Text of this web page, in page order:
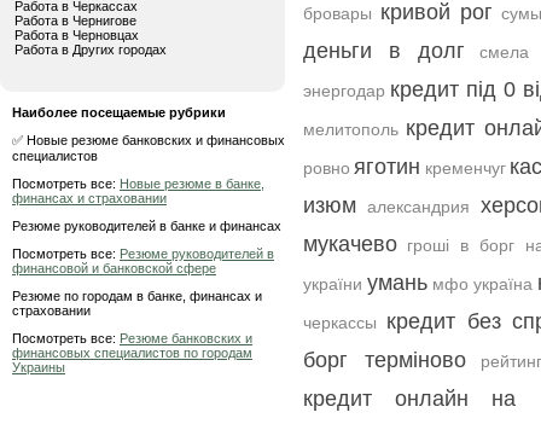
Работа в Черкассах
Работа в Чернигове
Работа в Черновцах
Работа в Других городах
Наиболее посещаемые рубрики
✅ Новые резюме банковских и финансовых
специалистов
Посмотреть все: Новые резюме в банке,
финансах и страховании
Резюме руководителей в банке и финансах
Посмотреть все: Резюме руководителей в
финансовой и банковской сфере
Резюме по городам в банке, финансах и
страховании
Посмотреть все: Резюме банковских и
финансовых специалистов по городам
Украины
бровары кривой рог
деньги в долг
смела
энергодар кредит під 0
мелитополь кредит
ровно яготин кременчуг
изюм александрия
мукачево гроші в борг
україни умань мфо україна
черкассы
кредит без
борг терміново
кредит онлайн на